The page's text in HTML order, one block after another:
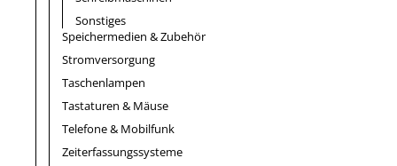
Sonstiges
Speichermedien & Zubehör
Stromversorgung
Taschenlampen
Tastaturen & Mäuse
Telefone & Mobilfunk
Zeiterfassungssysteme